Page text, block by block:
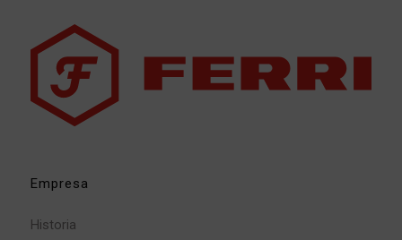
Empresa
Historia